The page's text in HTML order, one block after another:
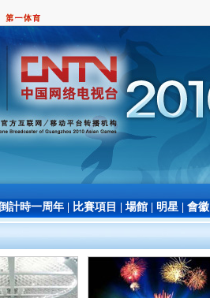
計時一周年 比賽項目 場館 明星 會徽